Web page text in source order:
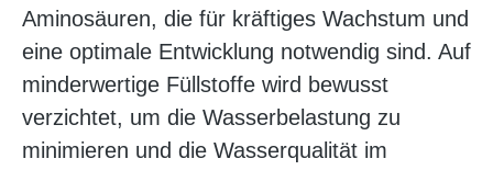
Aminosäuren, die für kräftiges Wachstum und
eine optimale Entwicklung notwendig sind. Auf
minderwertige Füllstoffe wird bewusst
verzichtet, um die Wasserbelastung zu
minimieren und die Wasserqualität im